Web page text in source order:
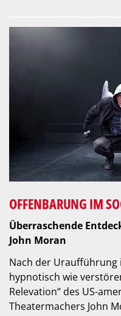
OFFENBARUNG IM
Überraschende
John Moran
Nach der Uraufführung
hypnotisch wie
Relevation“ des US-
Theatermachers John